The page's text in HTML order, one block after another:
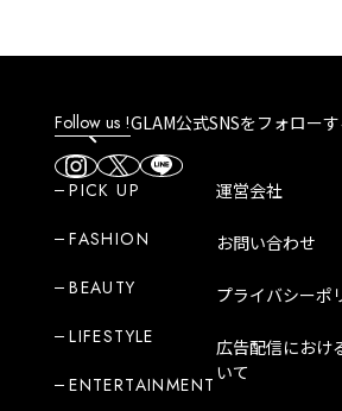
Follow us !GLAM公式SNSをフォローす
PICK UP
FASHION
BEAUTY
LIFESTYLE
ENTERTAINMENT
運営会社
お問い合わせ
プライバシーポ
広告配信におけ
いて